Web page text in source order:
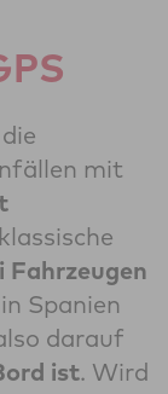
mit
Fahrzeugen
Spanien
darauf
ist. Wird